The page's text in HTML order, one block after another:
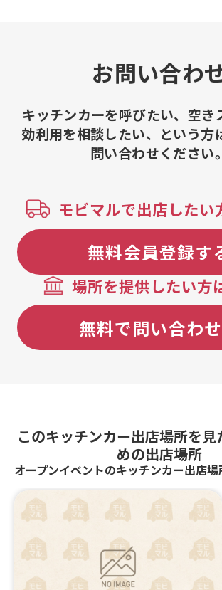
お問い合わ
キッチンカーを呼びたい、空き
効利用を相談したい、という方
問い合わせください。
モビマルで出店したい
無料会員登録す
場所を提供したい方
無料で問い合わ
このキッチンカー出店場所を見
めの出店場所
オープンイベントのキッチンカー出店場